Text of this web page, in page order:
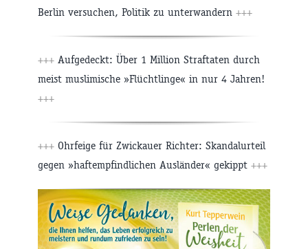
Berlin versuchen, Politik zu unterwandern +++
+++ Aufgedeckt: Über 1 Million Straftaten durch
meist muslimische »Flüchtlinge« in nur 4 Jahren!
+++
+++ Ohrfeige für Zwickauer Richter: Skandalurteil
gegen »haftempfindlichen Ausländer« gekippt +++